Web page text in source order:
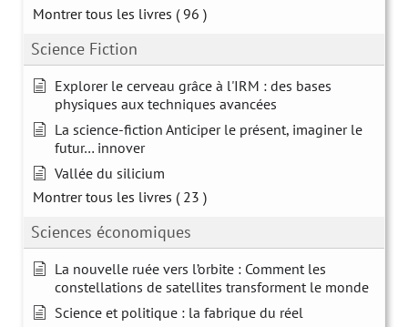
Montrer tous les livres ( 96 )
Science Fiction
Explorer le cerveau grâce à l'IRM : des bases
physiques aux techniques avancées
La science-fiction Anticiper le présent, imaginer le
futur… innover
Vallée du silicium
Montrer tous les livres ( 23 )
Sciences économiques
La nouvelle ruée vers l’orbite : Comment les
constellations de satellites transforment le monde
Science et politique : la fabrique du réel